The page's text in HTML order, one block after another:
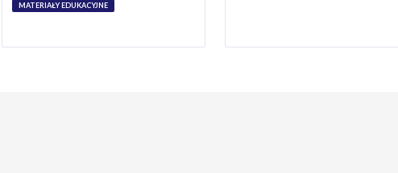
MATERIAŁY EDUKACYJNE